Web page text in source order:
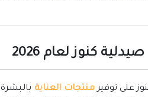
كنوز لعام 2026
على توفيرمنتجات العناية